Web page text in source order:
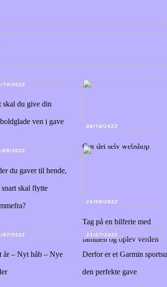
10/2022
skal du give din
ven i gave
08/10/2022
Gør det selv webshop
09/2022
du gaver til hende,
snart skal flytte
24/08/2022
Tag på en bilferie med
familien og oplev verden
07/2022
år – Nyt håb – Nye
23/07/2022
Derfor er et Garmin
den perfekte gave